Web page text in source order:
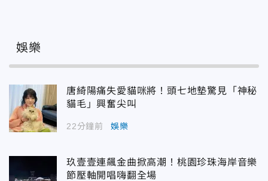
娛樂
唐綺陽痛失愛貓咪將！頭七地墊驚見「神秘
貓毛」興奮尖叫
22分鐘前 娛樂
玖壹壹連飆金曲掀高潮！桃園珍珠海岸音樂
節壓軸開唱嗨翻全場